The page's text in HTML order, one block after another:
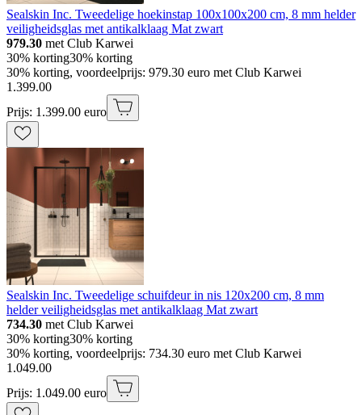
Sealskin Inc. Tweedelige hoekinstap 100x100x200 cm, 8 mm helder
veiligheidsglas met antikalklaag Mat zwart
979.30 met Club Karwei
30% korting30% korting
30% korting, voordeelprijs: 979.30 euro met Club Karwei
1 .399.00
Prijs: 1.399.00 euro
Sealskin Inc. Tweedelige schuifdeur in nis 120x200 cm, 8 mm
helder veiligheidsglas met antikalklaag Mat zwart
734.30 met Club Karwei
30% korting30% korting
30% korting, voordeelprijs: 734.30 euro met Club Karwei
1 .049.00
Prijs: 1.049.00 euro